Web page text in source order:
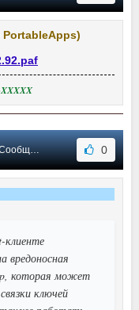
#50 0
клиенте
вредоносная
которая может
ключей